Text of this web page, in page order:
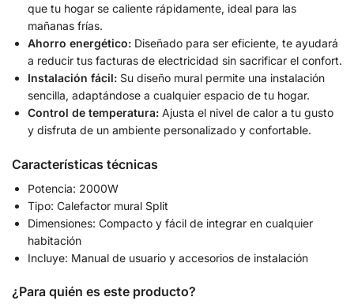
que tu hogar se caliente rápidamente, ideal para las
mañanas frías.
Ahorro energético: Diseñado para ser eficiente, te ayudará
a reducir tus facturas de electricidad sin sacrificar el confort.
Instalación fácil: Su diseño mural permite una instalación
sencilla, adaptándose a cualquier espacio de tu hogar.
Control de temperatura: Ajusta el nivel de calor a tu gusto
y disfruta de un ambiente personalizado y confortable.
Características técnicas
Potencia: 2000W
Tipo: Calefactor mural Split
Dimensiones: Compacto y fácil de integrar en cualquier
habitación
Incluye: Manual de usuario y accesorios de instalación
¿Para quién es este producto?